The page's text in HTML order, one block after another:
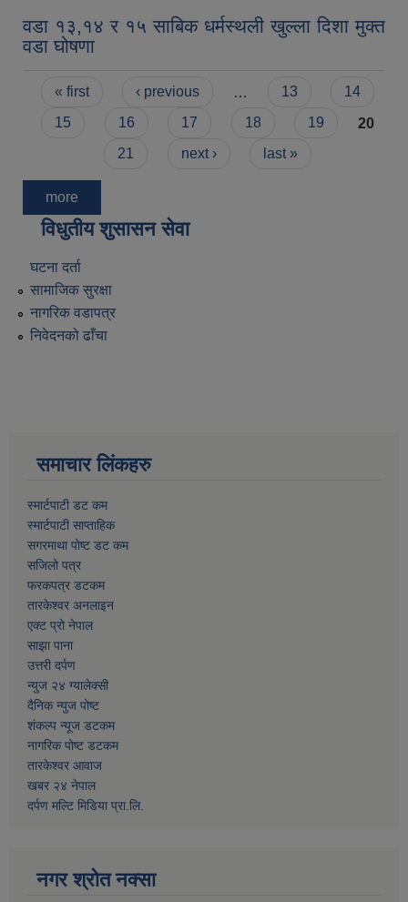
वडा १३,१४ र १५ साबिक धर्मस्थली खुल्ला दिशा मुक्त
वडा घोषणा
Pages
« first ‹ previous 13
14
15
16 17 18 19
20
21
next › last »
more
विधुतीय शुसासन सेवा
घटना दर्ता
सामाजिक सुरक्षा
नागरिक वडापत्र
निवेदनको ढाँचा
समाचार लिंकहरु
स्मार्टपाटी डट कम
स्मार्टपाटी साप्ताहिक
सगरमाथा पोष्ट डट कम
सजिलो पत्र
फरकपत्र डटकम
तारकेश्वर अनलाइन
एक्ट प्रो नेपाल
साझा पाना
उत्तरी दर्पण
न्युज २४ ग्यालेक्सी
दैनिक न्युज पोष्ट
शंकल्प न्यूज डटकम
नागरिक पोष्ट डटकम
तारकेश्वर आवाज
खबर २४ नेपाल
दर्पण मल्टि मिडिया प्रा.लि.
नगर श्रोत नक्सा